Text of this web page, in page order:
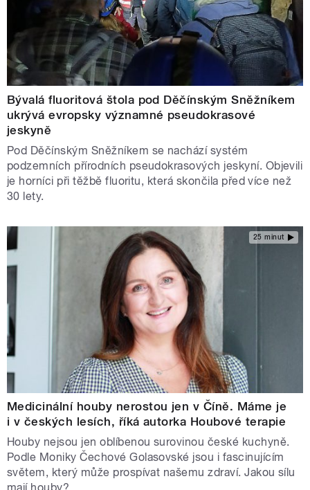
Bývalá fluoritová štola pod Děčínským Sněžníkem
ukrývá evropsky významné pseudokrasové
jeskyně
Pod Děčínským Sněžníkem se nachází systém
podzemních přírodních pseudokrasových jeskyní. Objevili
je horníci při těžbě fluoritu, která skončila před více než
30 lety.
25 minut
Medicinální houby nerostou jen v Číně. Máme je
i v českých lesích, říká autorka Houbové terapie
Houby nejsou jen oblíbenou surovinou české kuchyně.
Podle Moniky Čechové Golasovské jsou i fascinujícím
světem, který může prospívat našemu zdraví. Jakou sílu